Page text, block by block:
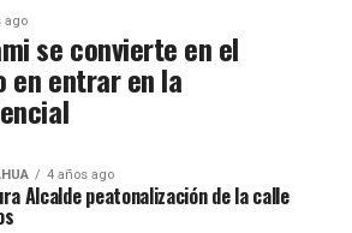
ago
se convierte en el
en entrar en la
4 años ago
Alcalde peatonalización de la calle